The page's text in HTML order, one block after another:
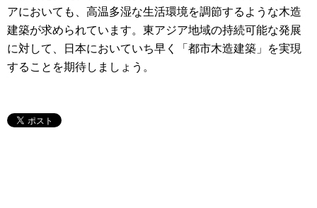
アにおいても、高温多湿な生活環境を調節するような木造
建築が求められています。東アジア地域の持続可能な発展
に対して、日本においていち早く「都市木造建築」を実現
することを期待しましょう。